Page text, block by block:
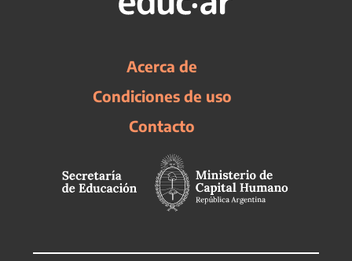
Acerca de
Condiciones de uso
Contacto